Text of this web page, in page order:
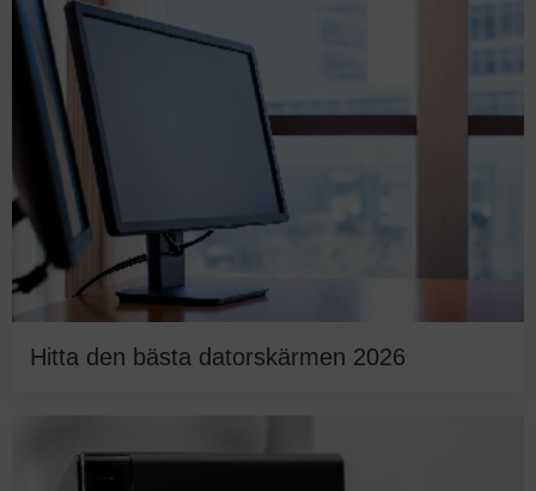
Hitta den bästa datorskärmen 2026